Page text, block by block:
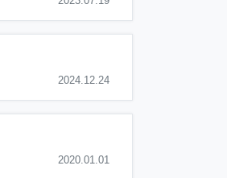
2024.12.24
2020.01.01